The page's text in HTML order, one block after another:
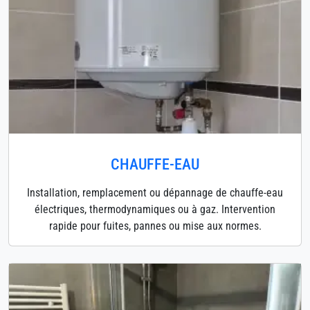
CHAUFFE-EAU
Installation, remplacement ou dépannage de chauffe-eau
électriques, thermodynamiques ou à gaz. Intervention
rapide pour fuites, pannes ou mise aux normes.